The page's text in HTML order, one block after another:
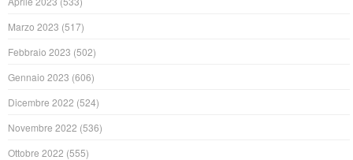
Marzo 2023 (517)
Febbraio 2023 (502)
Gennaio 2023 (606)
Dicembre 2022 (524)
Novembre 2022 (536)
Ottobre 2022 (555)